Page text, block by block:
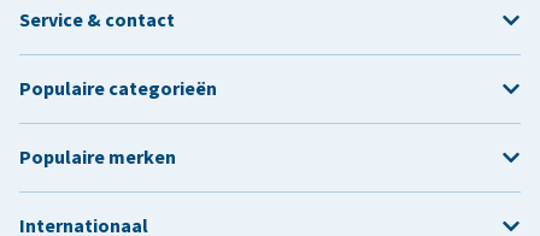
Service & contact
Populaire categorieën
Populaire merken
Internationaal